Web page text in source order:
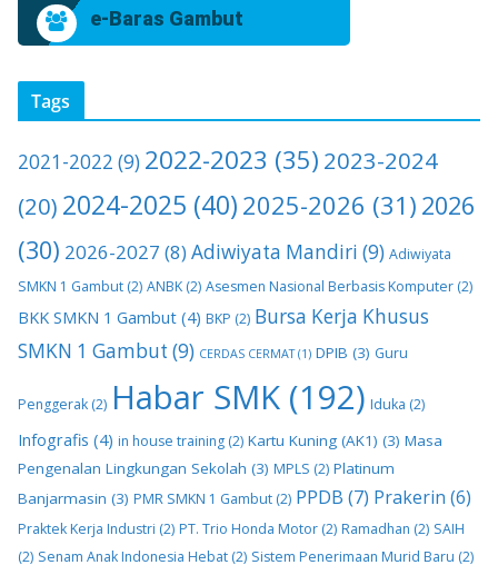
e-Baras Gambut
Tags
2021-2022 (9) 2022-2023 (35) 2023-2024
(20) 2024-2025 (40) 2025-2026 (31) 2026
(30) 2026-2027 (8) Adiwiyata Mandiri (9) Adiwiyata
SMKN 1 Gambut (2) ANBK (2) Asesmen Nasional Berbasis Komputer (2)
BKK SMKN 1 Gambut (4) BKP (2) Bursa Kerja Khusus
SMKN 1 Gambut (9) CERDAS CERMAT(1) DPIB (3) Guru
Penggerak (2) Habar SMK (192) Iduka (2)
Infografis (4) in house training (2) Kartu Kuning (AK1) (3) Masa
Pengenalan Lingkungan Sekolah (3) MPLS (2) Platinum
Banjarmasin (3) PMR SMKN 1 Gambut (2) PPDB (7) Prakerin (6)
Praktek Kerja Industri (2) PT. Trio Honda Motor (2) Ramadhan (2) SAIH
(2) Senam Anak Indonesia Hebat (2) Sistem Penerimaan Murid Baru (2)